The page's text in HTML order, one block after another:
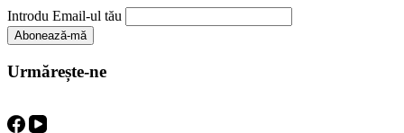
89,00 lei.
Introdu Email-ul tău
Urmărește-ne